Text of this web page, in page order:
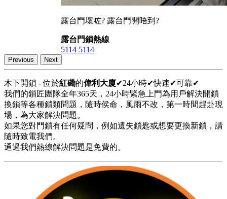
露台門壞咗? 露台門開唔到?
露台門鎖熱線
5114 5114
Previous Next
木下開鎖 - 位於紅磡的偉利大廈✔24小時✔快速✔可靠✔
我們的鎖匠團隊全年365天，24小時緊急上門為用戶解決開鎖
換鎖等各種鎖類問題，隨時侯命，風雨不改，第一時間趕赴現
場，為大家解決問題。
如果您對門鎖有任何疑問，例如遺失鎖匙或想要更換新鎖，請
隨時致電我們。
通過我們熱線解決問題是免費的。